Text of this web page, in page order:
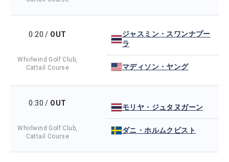
0:20 / OUT
Whirlwind Golf Club,
Cattail Course
ジャスミン・スワンナプー
ラ
マディソン・ヤング
0:30 / OUT
Whirlwind Golf Club,
Cattail Course
モリヤ・ジュタヌガーン
ダニ・ホルムクビスト